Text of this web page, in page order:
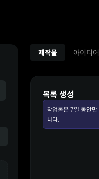
제작물 아이디
목록 생성
작업물은 7일 동안만
니다.